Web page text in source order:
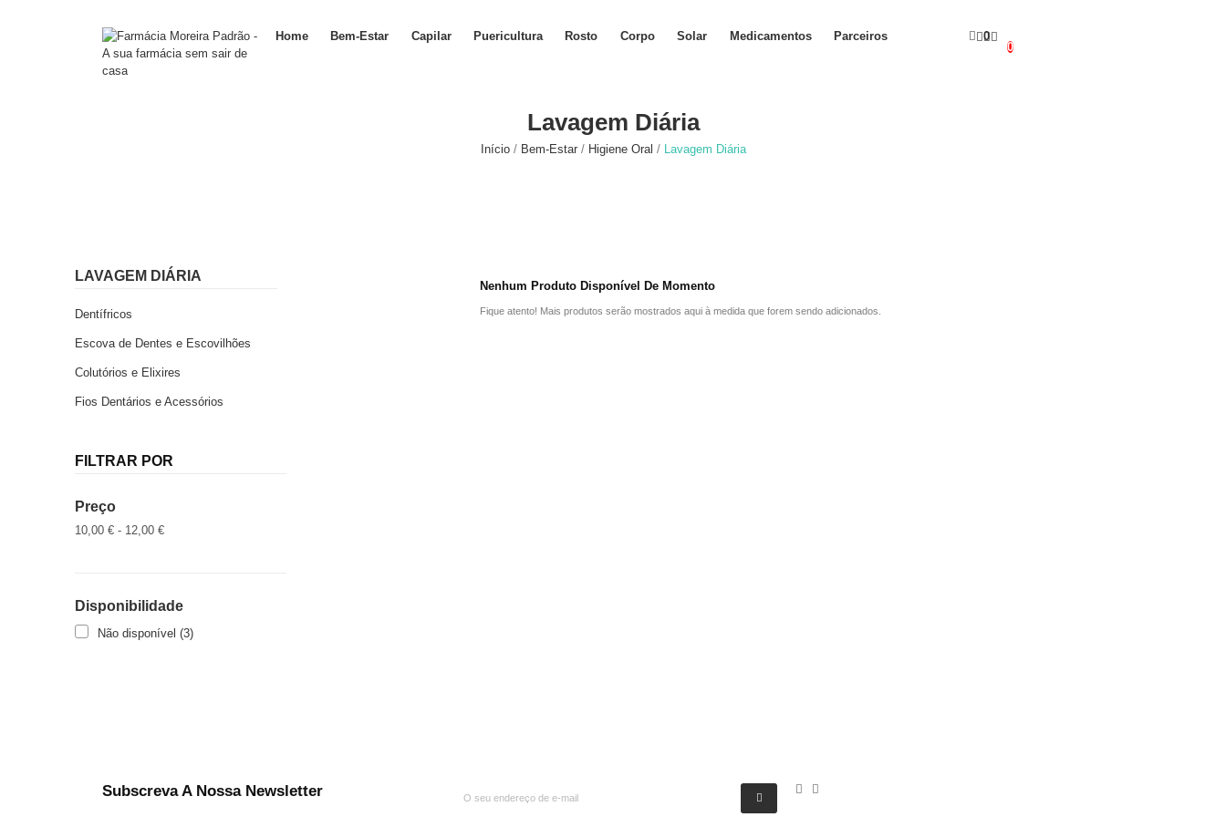
Home Bem-Estar Capilar Puericultura Rosto Corpo Solar Medicamentos Parceiros
0
0
Lavagem Diária
Início Bem-Estar Higiene Oral Lavagem Diária
LAVAGEM DIÁRIA
Dentífricos
Escova de Dentes e Escovilhões
Colutórios e Elixires
Fios Dentários e Acessórios
FILTRAR POR
Preço
10,00 € - 12,00 €
Disponibilidade
Não disponível(3)
Nenhum Produto Disponível De Momento
Fique atento! Mais produtos serão mostrados aqui à medida que forem sendo adicionados.
Subscreva A Nossa Newsletter